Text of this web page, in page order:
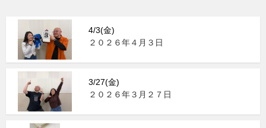
4/3(金)
２０２６年４月３日
3/27(金)
２０２６年３月２７日